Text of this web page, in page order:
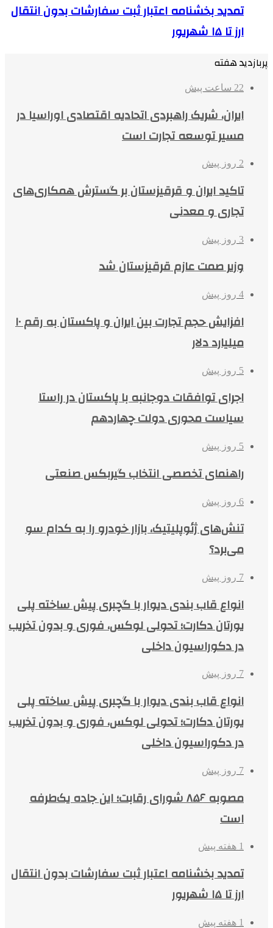
تمدید بخشنامه اعتبار ثبت سفارشات بدون انتقال
ارز تا ۱۵ شهریور
پربازدید هفته
22 ساعت پیش
ایران، شریک راهبردی اتحادیه اقتصادی اوراسیا در
مسیر توسعه تجارت است
2 روز پیش
تاکید ایران و قرقیزستان بر گسترش همکاری‌های
تجاری و معدنی
3 روز پیش
وزیر صمت عازم قرقیزستان شد
4 روز پیش
افزایش حجم تجارت بین ایران و پاکستان به رقم ۱۰
میلیارد دلار
5 روز پیش
اجرای توافقات دوجانبه با پاکستان در راستا
سیاست محوری دولت چهاردهم
5 روز پیش
راهنمای تخصصی انتخاب گیربکس صنعتی
6 روز پیش
تنش‌های ژئوپلیتیک، بازار خودرو را به کدام سو
می‌برد؟
7 روز پیش
انواع قاب بندی دیوار با گچبری پیش ساخته پلی
یورتان دکارت؛ تحولی لوکس، فوری و بدون تخریب
در دکوراسیون داخلی
7 روز پیش
انواع قاب بندی دیوار با گچبری پیش ساخته پلی
یورتان دکارت؛ تحولی لوکس، فوری و بدون تخریب
در دکوراسیون داخلی
7 روز پیش
مصوبه ۸۵۶ شورای رقابت؛ این جاده یک‌طرفه
است
1 هفته پیش
تمدید بخشنامه اعتبار ثبت سفارشات بدون انتقال
ارز تا ۱۵ شهریور
1 هفته پیش